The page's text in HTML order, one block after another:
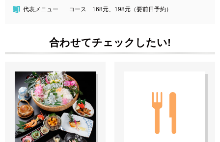
代表メニュー コース 168元、198元（要前日予約）
合わせてチェックしたい!